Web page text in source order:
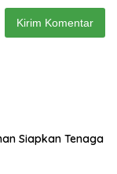
Siapkan Tenaga